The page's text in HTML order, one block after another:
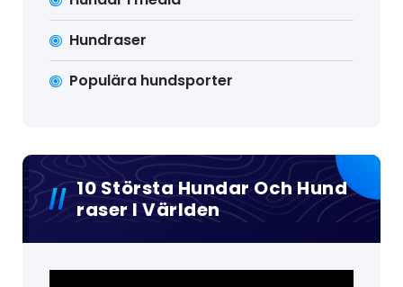
Hundraser
Populära hundsporter
10 Största Hundar Och Hund
Raser I Världen